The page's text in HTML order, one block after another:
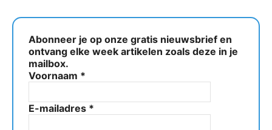
Abonneer je op onze gratis nieuwsbrief en
ontvang elke week artikelen zoals deze in je
mailbox.
Voornaam *
E-mailadres *